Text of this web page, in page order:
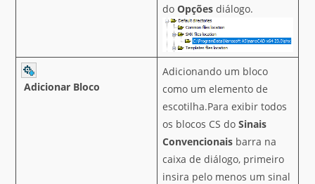
doOpções diálogo.
Adicionar Bloco
Adicionando um bloco
como um elemento de
escotilha.Para exibir todos
os blocos CS doSinais
Convencionais barra na
caixa de diálogo, primeiro
insira pelo menos um sinal